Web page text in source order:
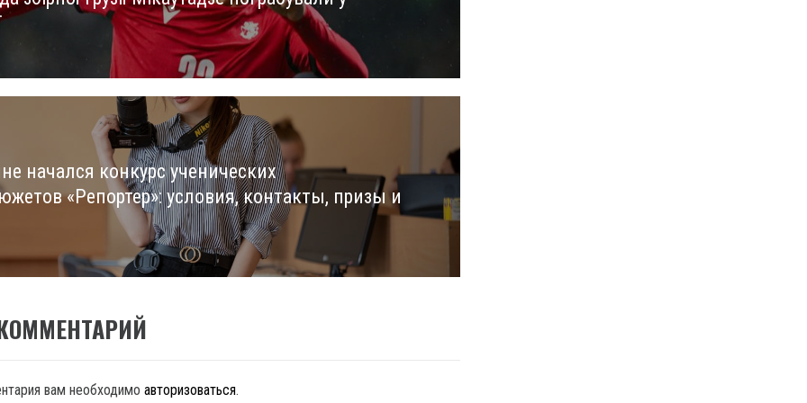
начался конкурс ученических
«Репортер»: условия, контакты, призы и
вам необходимо авторизоваться.